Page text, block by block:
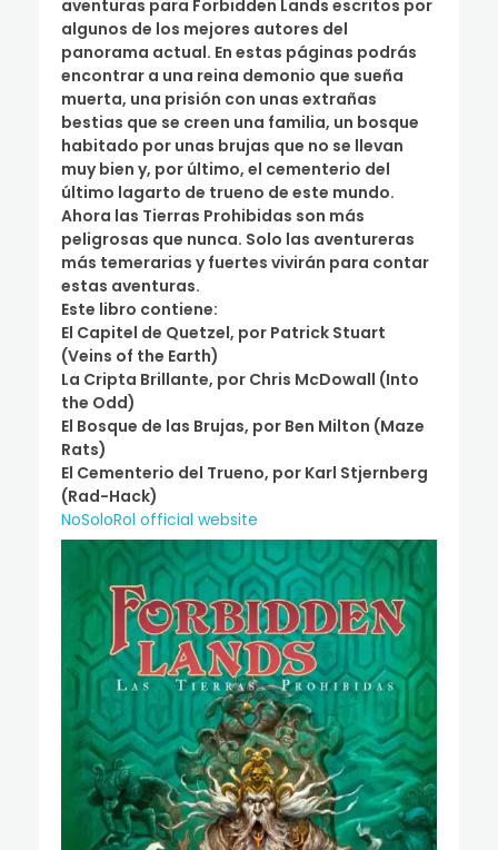
aventuras para Forbidden Lands escritos por
algunos de los mejores autores del
panorama actual. En estas páginas podrás
encontrar a una reina demonio que sueña
muerta, una prisión con unas extrañas
bestias que se creen una familia, un bosque
habitado por unas brujas que no se llevan
muy bien y, por último, el cementerio del
último lagarto de trueno de este mundo.
Ahora las Tierras Prohibidas son más
peligrosas que nunca. Solo las aventureras
más temerarias y fuertes vivirán para contar
estas aventuras.
Este libro contiene:
El Capitel de Quetzel, por Patrick Stuart
(Veins of the Earth)
La Cripta Brillante, por Chris McDowall (Into
the Odd)
El Bosque de las Brujas, por Ben Milton (Maze
Rats)
El Cementerio del Trueno, por Karl Stjernberg
(Rad-Hack)
NoSoloRol official website